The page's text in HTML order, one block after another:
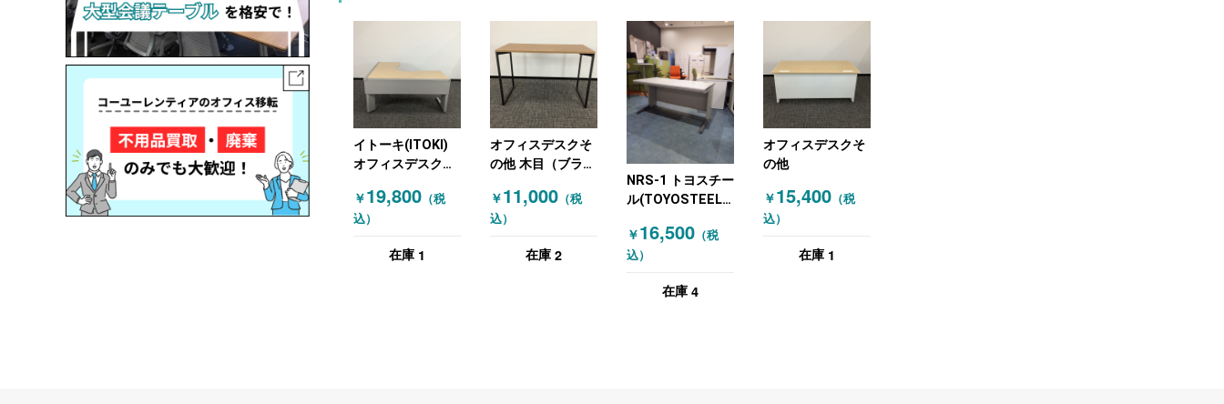
イトーキ(ITOKI)
オフィスデスクそ
ク グレー 木目
（ナチュラル）
￥19,800 （税
込）
在庫 1
オフィスデスクそ
の他 木目（ブラウ
￥11,000（税
込）
在庫 2
NRS-1 トヨスチー
ル(TOYOSTEEL)
フィスデスクその
他 平机・平デスク
￥16,500（税
込）
在庫 4
オフィスデスクそ
の他
￥15,400（税
込）
在庫 1